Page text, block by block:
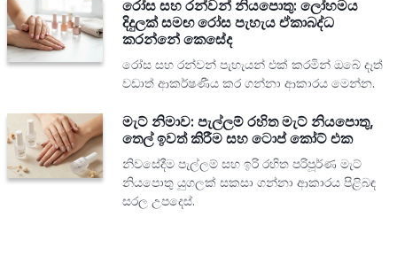
රෝස සහ රන්වන් නියපොතු: ලෝහමය
දිදුලක් සමඟ රෝස පැහැය ඒකාබද්ධ
කරන්නේ කෙසේද
රෝස සහ රන්වන් පැහැයන් එක් කරමින් ඔබේ දෑත්
වඩාත් ආකර්ෂණීය කර ගන්නා ආකාරය මෙන්න.
මැට් නිමාව: පැල්ලම් රහිත මැට් නියපොතු,
තෙල් ඉවත් කිරීම සහ ටොප් කෝට් එක
නිවසේදීම පැල්ලම් සහ ඉරි රහිත පරිපූර්ණ මැට්
නියපොතු යුගලක් සකසා ගන්නා ආකාරය පිළිබඳ
සරල උපදෙස්.